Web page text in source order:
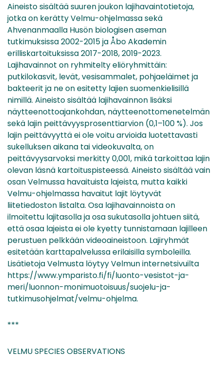
Aineisto sisältää suuren joukon lajihavaintotietoja,
jotka on kerätty Velmu-ohjelmassa sekä
Ahvenanmaalla Husön biologisen aseman
tutkimuksissa 2002-2015 ja Åbo Akademin
erilliskartoituksissa 2017-2018, 2019-2023.
Lajihavainnot on ryhmitelty eliöryhmittäin:
putkilokasvit, levät, vesisammalet, pohjaeläimet ja
bakteerit ja ne on esitetty lajien suomenkielisillä
nimillä. Aineisto sisältää lajihavainnon lisäksi
näytteenottoajankohdan, näytteenottomenetelmän
sekä lajin peittävyysprosenttiarvion (0,1–100 %). Jos
lajin peittävyyttä ei ole voitu arvioida luotettavasti
sukelluksen aikana tai videokuvalta, on
peittävyysarvoksi merkitty 0,001, mikä tarkoittaa lajin
olevan läsnä kartoituspisteessä. Aineisto sisältää vain
osan Velmussa havaituista lajeista, mutta kaikki
Velmu-ohjelmassa havaitut lajit löytyvät
liitetiedoston listalta. Osa lajihavainnoista on
ilmoitettu lajitasolla ja osa sukutasolla johtuen siitä,
että osaa lajeista ei ole kyetty tunnistamaan lajilleen
perustuen pelkkään videoaineistoon. Lajiryhmät
esitetään karttapalvelussa erilaisilla symboleilla.
Lisätietoja Velmusta löytyy Velmun internetsivuilta
https://www.ymparisto.fi/fi/luonto-vesistot-ja-
meri/luonnon-monimuotoisuus/suojelu-ja-
tutkimusohjelmat/velmu-ohjelma.
***
VELMU SPECIES OBSERVATIONS